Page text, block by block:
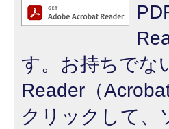
す。お持ちでな
Reader（
クリックして、